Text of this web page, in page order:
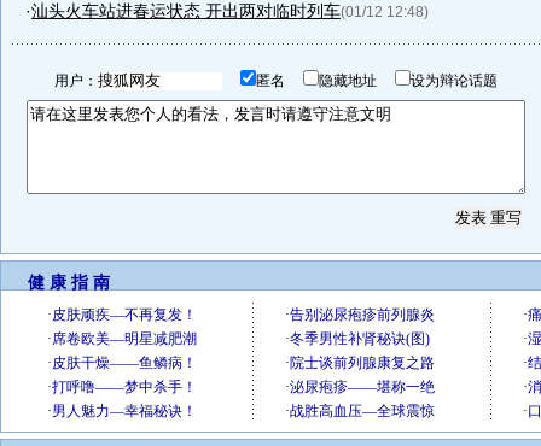
·汕头火车站进春运状态 开出两对临时列车(01/12 12:48)
用户： 匿名 隐藏地址 设为辩论话题
健 康 指 南